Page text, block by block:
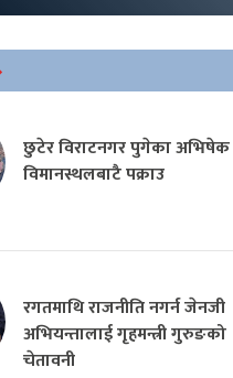
छुटेर विराटनगर पुगेका अभिषेक
विमानस्थलबाटै पक्राउ
रगतमाथि राजनीति नगर्न जेनजी
अभियन्तालाई गृहमन्त्री गुरुङको
चेतावनी